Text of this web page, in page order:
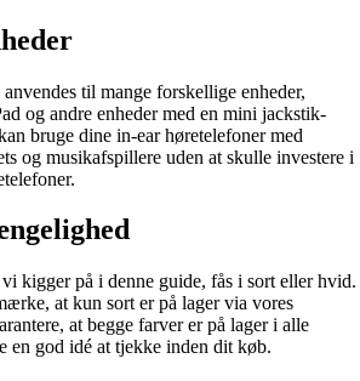
til mange forskellige enheder,
og andre enheder med en mini jackstik-
bruge dine in-ear høretelefoner med
og musikafspillere uden at skulle investere i
kigger på i denne guide, fås i sort eller hvid.
at kun sort er på lager via vores
at begge farver er på lager i alle
en god idé at tjekke inden dit køb.